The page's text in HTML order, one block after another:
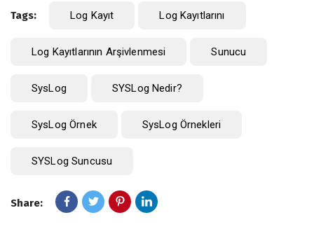
Tags: Log Kayıt Log Kayıtlarını
Log Kayıtlarının Arşivlenmesi Sunucu
SysLog SYSLog Nedir?
SysLog Örnek SysLog Örnekleri
SYSLog Suncusu
Share: